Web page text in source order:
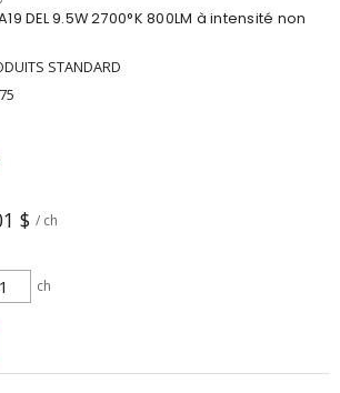
DEL 9.5W 2700°K 800LM à intensité non
STANDARD
$ / ch
ch